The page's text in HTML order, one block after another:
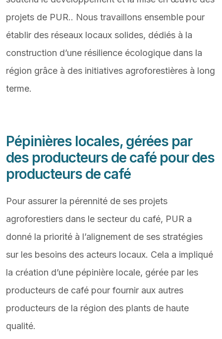
projets de PUR.. Nous travaillons ensemble pour
établir des réseaux locaux solides, dédiés à la
construction d’une résilience écologique dans la
région grâce à des initiatives agroforestières à long
terme.
Pépinières locales, gérées par
des producteurs de café pour des
producteurs de café
Pour assurer la pérennité de ses projets
agroforestiers dans le secteur du café, PUR a
donné la priorité à l’alignement de ses stratégies
sur les besoins des acteurs locaux. Cela a impliqué
la création d’une pépinière locale, gérée par les
producteurs de café pour fournir aux autres
producteurs de la région des plants de haute
qualité.